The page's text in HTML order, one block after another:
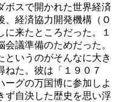
ボスで開かれた世界経済
、経済協力開発機構（Ｏ
来たところだった。１
議準備のためだった。
というのがそんなに大き
ねた。彼は「１９０７
ーグの万国博に参加しよ
ず自決した歴史を思い浮